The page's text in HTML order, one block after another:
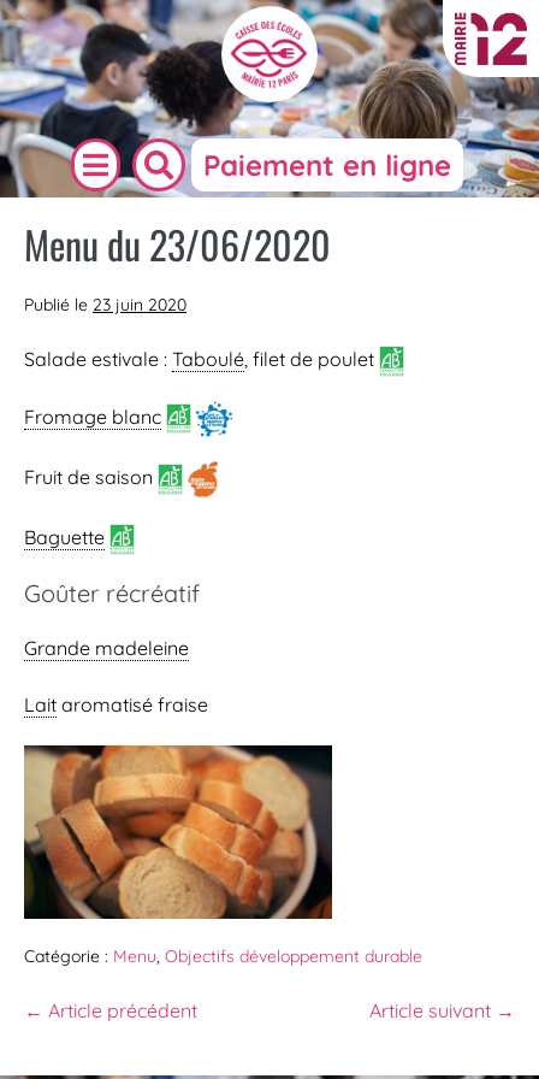
Paiement en ligne
Menu du 23/06/2020
Publié le 23 juin 2020
Salade estivale : Taboulé, filet de poulet
Fromage blanc
Fruit de saison
Baguette
Goûter récréatif
Grande madeleine
Lait aromatisé fraise
Catégorie : Menu, Objectifs développement durable
← Article précédent Article suivant →